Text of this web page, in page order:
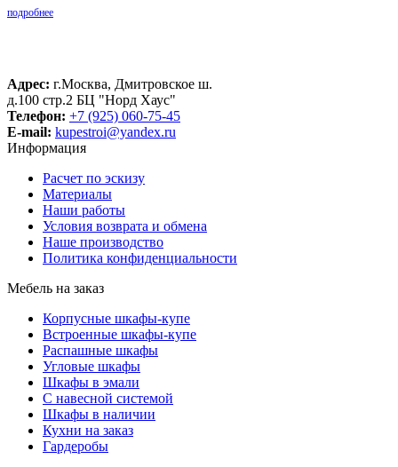
подробнее
Адрес: г.Москва, Дмитровское ш.
д.100 стр.2 БЦ "Норд Хаус"
Телефон: +7 (925) 060-75-45
E-mail: kupestroi@yandex.ru
Информация
Расчет по эскизу
Материалы
Наши работы
Условия возврата и обмена
Наше производство
Политика конфиденциальности
Мебель на заказ
Корпусные шкафы-купе
Встроенные шкафы-купе
Распашные шкафы
Угловые шкафы
Шкафы в эмали
C навесной системой
Шкафы в наличии
Кухни на заказ
Гардеробы